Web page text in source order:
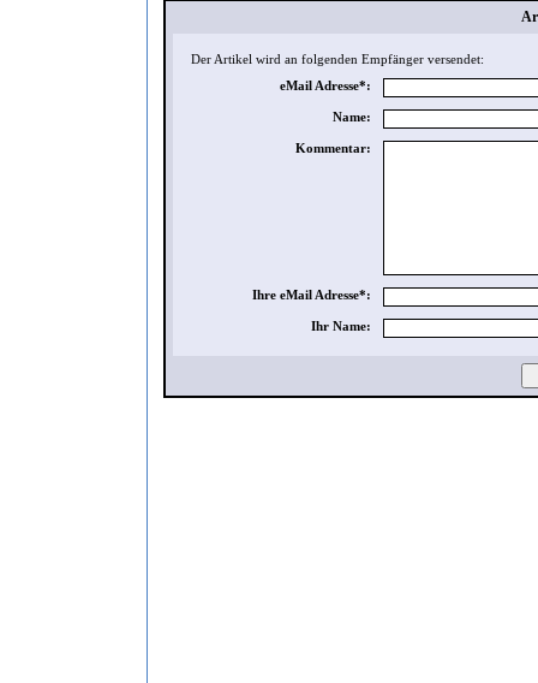
Der Artikel wird an folgenden Empfänger versendet:
eMail Adresse*:
Name:
Kommentar:
Ihre eMail Adresse*:
Ihr Name: